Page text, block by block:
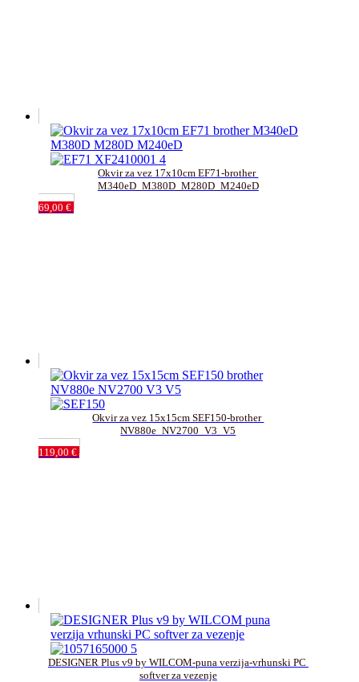
Okvir za vez 17x10cm EF71-brother
M340eD_M380D_M280D_M240eD
69,00 €
Okvir za vez 15x15cm SEF150-brother
NV880e_NV2700_V3_V5
119,00 €
DESIGNER Plus v9 by WILCOM-puna verzija-vrhunski PC
softver za vezenje